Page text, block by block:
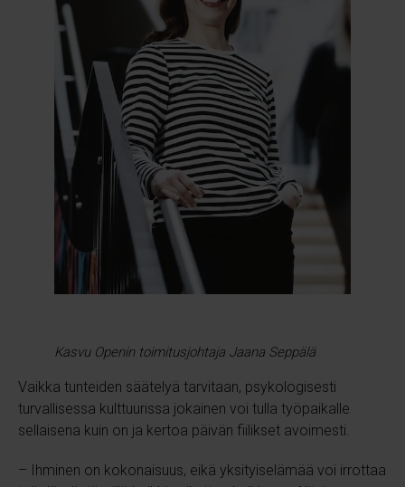
Kasvu Openin toimitusjohtaja Jaana Seppälä
Vaikka tunteiden säätelyä tarvitaan, psykologisesti
turvallisessa kulttuurissa jokainen voi tulla työpaikalle
sellaisena kuin on ja kertoa päivän fiilikset avoimesti.
– Ihminen on kokonaisuus, eikä yksityiselämää voi irrottaa